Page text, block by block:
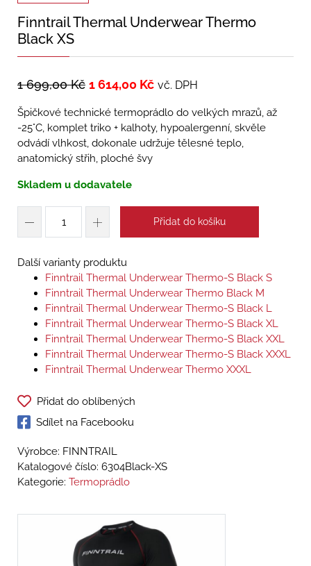
Finntrail Thermal Underwear Thermo
Black XS
1 699,00Kč 1 614,00 Kč vč. DPH
Špičkové technické termoprádlo do velkých mrazů, až
-25°C, komplet triko + kalhoty, hypoalergenní, skvěle
odvádí vlhkost, dokonale udržuje tělesné teplo,
anatomický střih, ploché švy
Skladem u dodavatele
Přidat do košíku
Další varianty produktu
Finntrail Thermal Underwear Thermo-S Black S
Finntrail Thermal Underwear Thermo Black M
Finntrail Thermal Underwear Thermo-S Black L
Finntrail Thermal Underwear Thermo-S Black XL
Finntrail Thermal Underwear Thermo-S Black XXL
Finntrail Thermal Underwear Thermo-S Black XXXL
Finntrail Thermal Underwear Thermo XXXL
Přidat do oblíbených
Sdílet na Facebooku
Výrobce: FINNTRAIL
Katalogové číslo: 6304Black-XS
Kategorie: Termoprádlo